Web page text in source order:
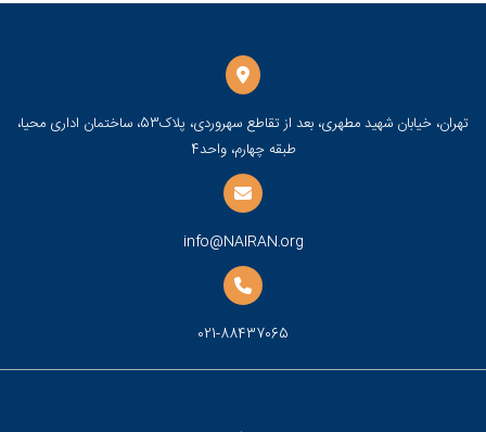
تهران، خیابان شهید مطهری، بعد از تقاطع سهروردی، پلاک53، ساختمان اداری محیا،
طبقه چهارم، واحد4
info@NAIRAN.org
021-88437065